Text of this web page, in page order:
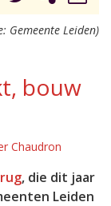
Gemeente Leiden)
bouw
Chaudron
, die dit jaar
Leiden